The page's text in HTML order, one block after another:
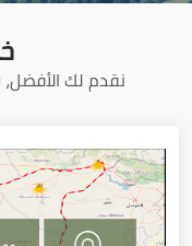
نقدم لك